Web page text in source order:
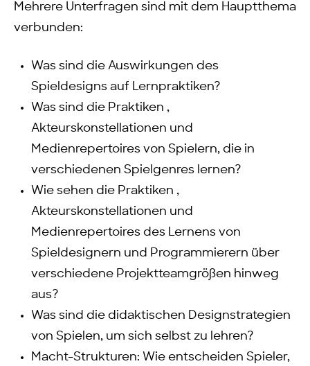
Mehrere Unterfragen sind mit dem Hauptthema
verbunden:
Was sind die Auswirkungen des
Spieldesigns auf Lernpraktiken?
Was sind die Praktiken ,
Akteurskonstellationen und
Medienrepertoires von Spielern, die in
verschiedenen Spielgenres lernen?
Wie sehen die Praktiken ,
Akteurskonstellationen und
Medienrepertoires des Lernens von
Spieldesignern und Programmierern über
verschiedene Projektteamgrößen hinweg
aus?
Was sind die didaktischen Designstrategien
von Spielen, um sich selbst zu lehren?
Macht-Strukturen: Wie entscheiden Spieler,